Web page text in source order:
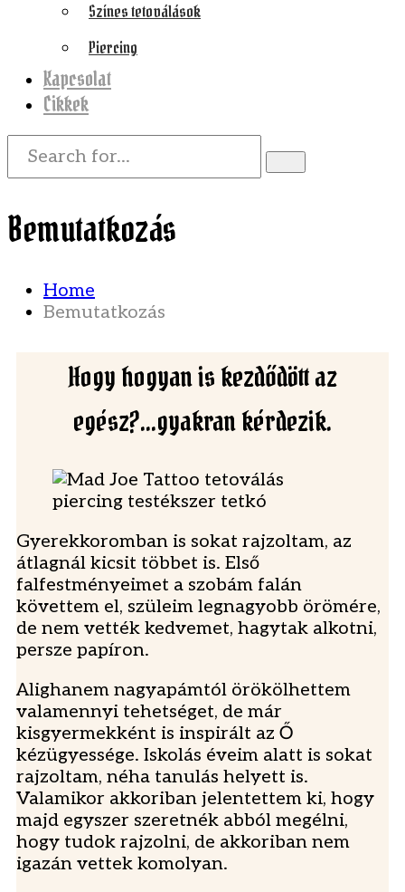
Színes tetoválások
Piercing
Kapcsolat
Cikkek
Bemutatkozás
Home
Bemutatkozás
Hogy hogyan is kezdődött az
egész?...gyakran kérdezik.
Gyerekkoromban is sokat rajzoltam, az
átlagnál kicsit többet is. Első
falfestményeimet a szobám falán
követtem el, szüleim legnagyobb örömére,
de nem vették kedvemet, hagytak alkotni,
persze papíron.
Alighanem nagyapámtól örökölhettem
valamennyi tehetséget, de már
kisgyermekként is inspirált az Ő
kézügyessége. Iskolás éveim alatt is sokat
rajzoltam, néha tanulás helyett is.
Valamikor akkoriban jelentettem ki, hogy
majd egyszer szeretnék abból megélni,
hogy tudok rajzolni, de akkoriban nem
igazán vettek komolyan.